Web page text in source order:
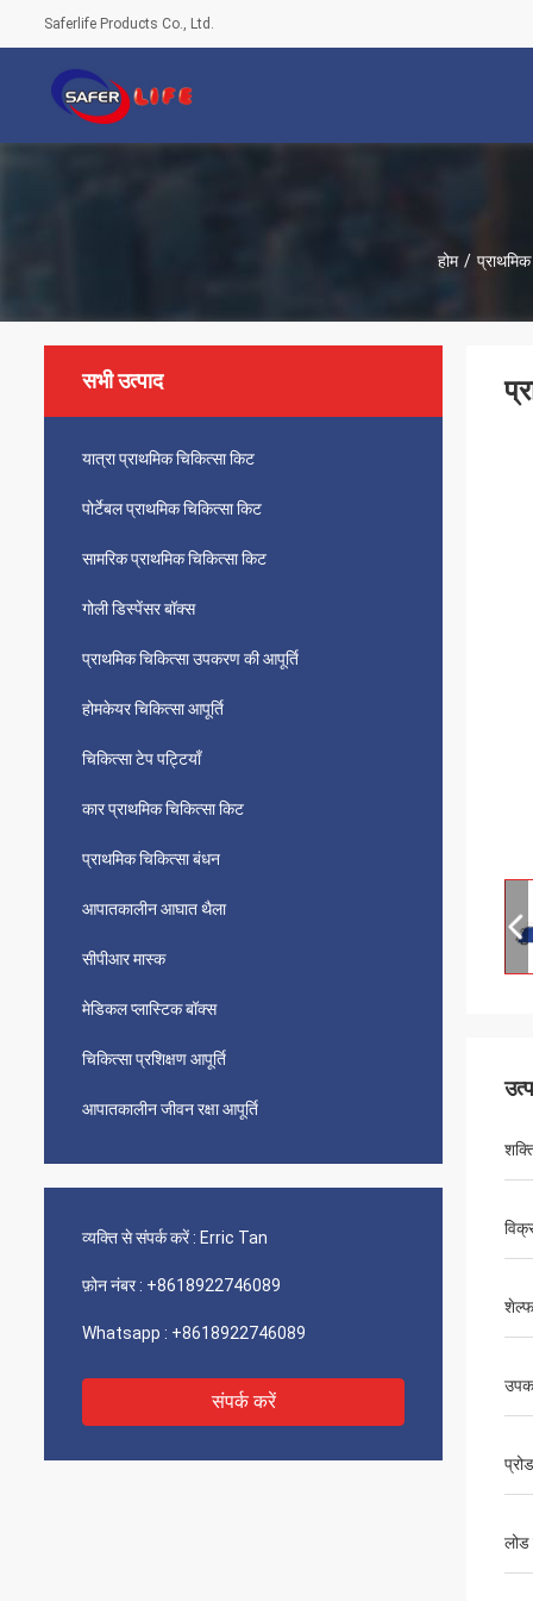
Saferlife Products Co., Ltd.
होम /
सभी उत्पाद
यात्रा प्राथमिक चिकित्सा किट
पोर्टेबल प्राथमिक चिकित्सा किट
सामरिक प्राथमिक चिकित्सा किट
गोली डिस्पेंसर बॉक्स
प्राथमिक चिकित्सा उपकरण की आपूर्ति
होमकेयर चिकित्सा आपूर्ति
चिकित्सा टेप पट्टियाँ
कार प्राथमिक चिकित्सा किट
प्राथमिक चिकित्सा बंधन
आपातकालीन आघात थैला
सीपीआर मास्क
मेडिकल प्लास्टिक बॉक्स
चिकित्सा प्रशिक्षण आपूर्ति
आपातकालीन जीवन रक्षा आपूर्ति
व्यक्ति से संपर्क करें : Erric Tan
फ़ोन नंबर : +8618922746089
Whatsapp : +8618922746089
संपर्क करें
लोड